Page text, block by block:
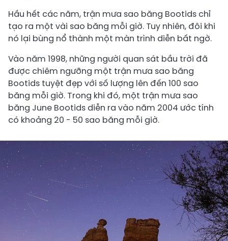
Hầu hết các năm, trận mưa sao băng Bootids chỉ
tạo ra một vài sao băng mỗi giờ. Tuy nhiên, đôi khi
nó lại bùng nổ thành một màn trình diễn bất ngờ.
Vào năm 1998, những người quan sát bầu trời đã
được chiêm ngưỡng một trận mưa sao băng
Bootids tuyệt đẹp với số lượng lên đến 100 sao
băng mỗi giờ. Trong khi đó, một trận mưa sao
băng June Bootids diễn ra vào năm 2004 ước tính
có khoảng 20 - 50 sao băng mỗi giờ.